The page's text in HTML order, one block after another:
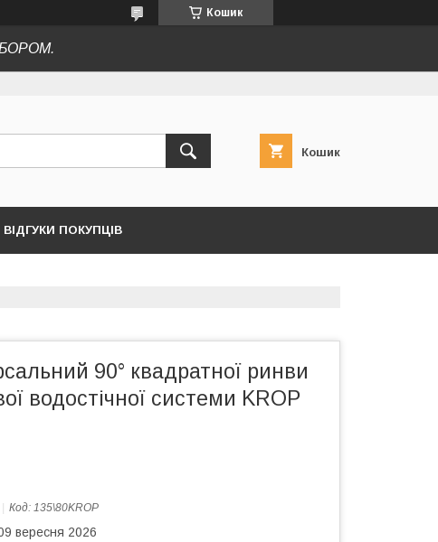
Кошик
Кошик
ВІДГУКИ ПОКУПЦІВ
90° квадратної ринви
водостічної системи KROP
Код: 135\80KROP
вересня 2026